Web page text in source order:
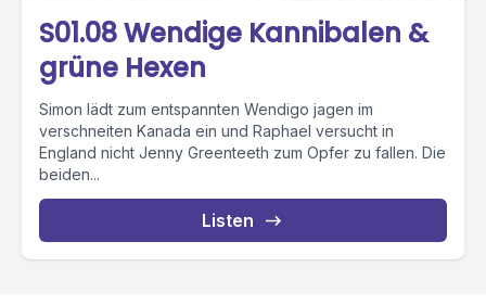
S01.08 Wendige Kannibalen &
grüne Hexen
Simon lädt zum entspannten Wendigo jagen im
verschneiten Kanada ein und Raphael versucht in
England nicht Jenny Greenteeth zum Opfer zu fallen. Die
beiden...
Listen